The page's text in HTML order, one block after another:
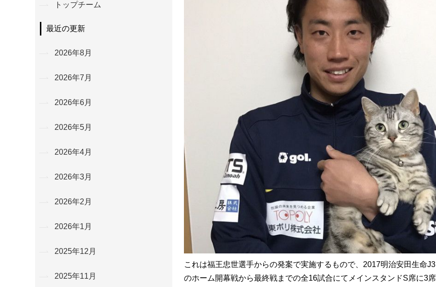
これは福王忠世選手からの発案で実施するもので、2017明治安田生命
のホーム開幕戦から最終戦までの全16試合にてメインスタンドS席に3
トップチーム
最近の更新
2026年8月
2026年7月
2026年6月
2026年5月
2026年4月
2026年3月
2026年2月
2026年1月
2025年12月
2025年11月